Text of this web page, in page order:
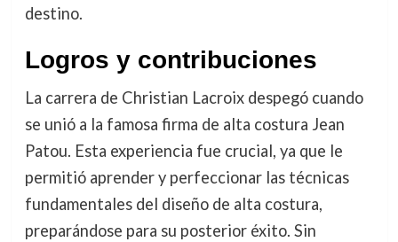
destino.
Logros y contribuciones
La carrera de Christian Lacroix despegó cuando
se unió a la famosa firma de alta costura Jean
Patou. Esta experiencia fue crucial, ya que le
permitió aprender y perfeccionar las técnicas
fundamentales del diseño de alta costura,
preparándose para su posterior éxito. Sin